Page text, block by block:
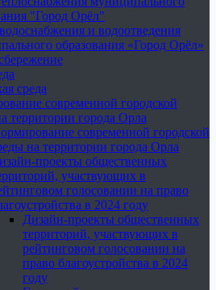
"Город Орёл"
и водоотведения
образования «Город Орёл»
среда
современной городской
территории города Орла
современной городской
на территории города Орла
проекты общественных
участвующих в
голосовании на право
в 2024 году
Дизайн-проекты общественных
территорий, участвующих в
рейтинговом голосовании на
право благоустройства в 2024
году